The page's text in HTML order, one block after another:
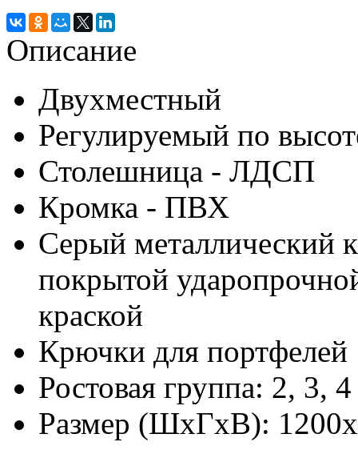
Описание
Двухместный
Регулируемый по
Столешница - ЛДСП
Кромка - ПВХ
Серый металлический
покрытой
краской
Крючки для портфелей
Ростовая группа: 2, 3, 4
Размер (ШхГхВ):